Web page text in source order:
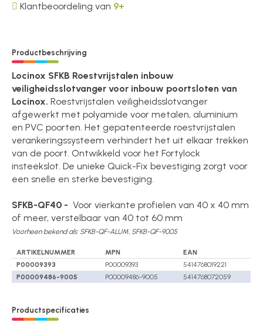
Klantbeoordeling van 9+
Productbeschrijving
Locinox SFKB Roestvrijstalen inbouw
veiligheidsslotvanger voor inbouw poortsloten van
Locinox.Roestvrijstalen veiligheidsslotvanger
afgewerkt met polyamide voor metalen, aluminium
en PVC poorten. Het gepatenteerde roestvrijstalen
verankeringssysteem verhindert het uit elkaar trekken
van de poort. Ontwikkeld voor het Fortylock
insteekslot. De unieke Quick-Fix bevestiging zorgt voor
een snelle en sterke bevestiging.
SFKB-QF40 - Voor vierkante profielen van 40 x 40 mm
of meer, verstelbaar van 40 tot 60 mm
Voorheen bekend als: SFKB-QF-ALUM, SFKB-QF-9005
ARTIKELNUMMER MPN
EAN
P00009393
P00009393
5414768019221
P00009486-9005
P00009486-9005 5414768072059
Productspecificaties